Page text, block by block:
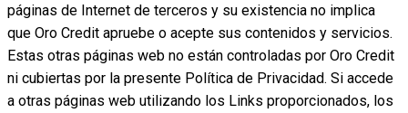
páginas de Internet de terceros y su existencia no implica
que Oro Credit apruebe o acepte sus contenidos y servicios.
Estas otras páginas web no están controladas por Oro Credit
ni cubiertas por la presente Política de Privacidad. Si accede
a otras páginas web utilizando los Links proporcionados, los